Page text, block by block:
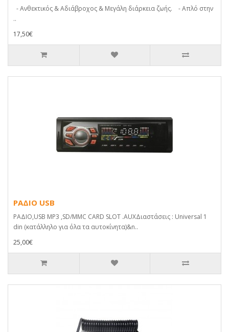
- Ανθεκτικός & Αδιάβροχος & Μεγάλη διάρκεια ζωής. - Απλό στην
..
17,50€
ΡΑΔΙΟ USB
ΡΑΔΙΟ,USB MP3 ,SD/MMC CARD SLOT .AUXΔιαστάσεις : Universal 1
din (κατάλληλο για όλα τα αυτοκίνητα)&n..
25,00€